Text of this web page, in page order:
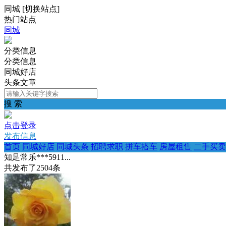
同城 [切换站点]
热门站点
同城
分类信息
分类信息
同城好店
头条文章
搜 索
点击登录
发布信息
首页 同城好店 同城头条 招聘求职 拼车搭车 房屋租售 二手买卖
知足常乐***5911...
共发布了2504条